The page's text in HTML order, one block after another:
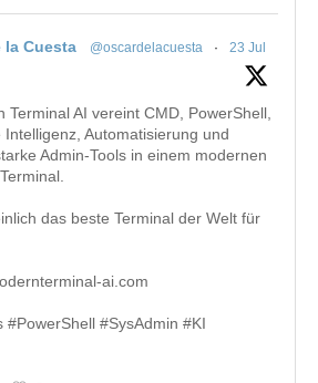
la Cuesta @oscardelacuesta · 23 Jul
Terminal AI vereint CMD, PowerShell,
Intelligenz, Automatisierung und
Admin-Tools in einem modernen
das beste Terminal der Welt für
ai.com
#PowerShell #SysAdmin #KI